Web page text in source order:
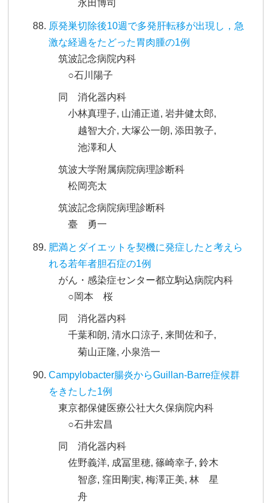
永田博司
原発巣切除後10週で多発肝転移が出現し，急
激な経過をたどった胃肉腫の1例
筑波記念病院内科
○石川陽子
同 消化器内科
小林真理子, 山浦正道, 岩井健太郎,
越智大介, 大塚公一朗, 添田敦子,
池澤和人
筑波大学附属病院病理診断科
松岡亮太
筑波記念病院病理診断科
臺 勇一
肥満とダイエットを契機に発症したと考えら
れる若年者胆石症の1例
がん・感染症センター都立駒込病院内科
○岡本 桜
同 消化器内科
千葉和朗, 清水口涼子, 来間佐和子,
菊山正隆, 小泉浩一
Campylobacter腸炎からGuillan-Barre症候群
をきたした1例
東京都保健医療公社大久保病院内科
○石井宏昌
同 消化器内科
佐野義洋, 成冨里穂, 篠崎幸子, 鈴木
智彦, 窪田剛実, 梅澤正美, 林 星
舟